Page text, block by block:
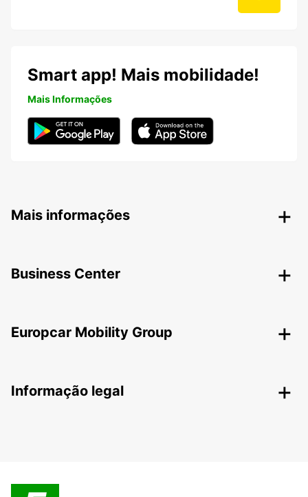
Smart app! Mais mobilidade!
Mais Informações
Mais informações
Business Center
Europcar Mobility Group
Informação legal